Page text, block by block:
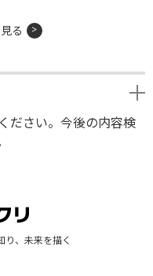
る
ださい。今後の内容検
り、未来を描く